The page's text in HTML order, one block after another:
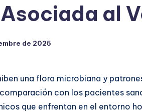
al
de 2025
una flora microbiana y
con los pacientes
que enfrentan en el entorno